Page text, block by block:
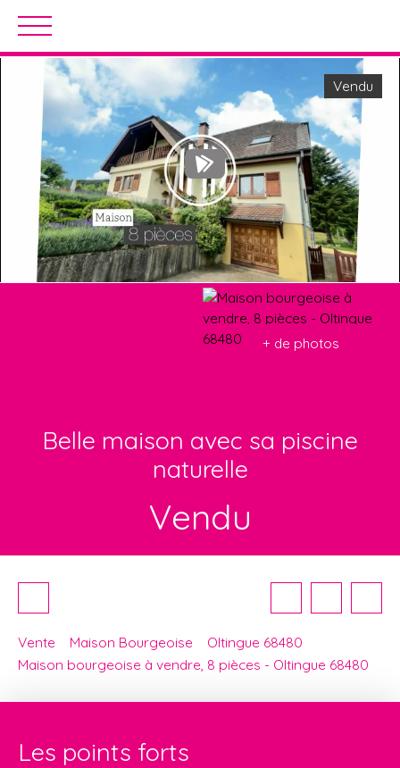
Accueil Acheter Estimation
Estimation
Vendu
+ de photos
Belle maison avec sa piscine
naturelle
Vendu
Vente Maison Bourgeoise
Oltingue 68480
Maison bourgeoise à vendre, 8 pièces - Oltingue 68480
Les points forts